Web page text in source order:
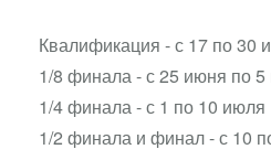
Квалификация - с 17 по 30
1/8 финала - с 25 июня по
1/4 финала - с 1 по 10 июля
1/2 финала и финал - с 10